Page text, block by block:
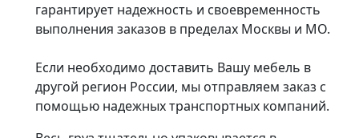
гарантирует надежность и своевременность
выполнения заказов в пределах Москвы и МО.
Если необходимо доставить Вашу мебель в
другой регион России, мы отправляем заказ с
помощью надежных транспортных компаний.